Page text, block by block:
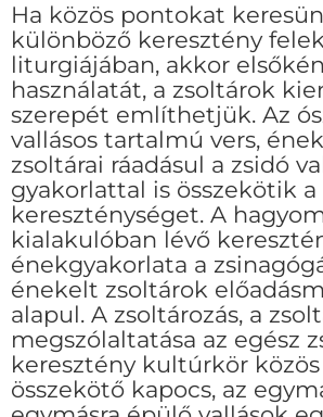
Ha közös pontokat
különböző keresztény
liturgiájában, akkor
használatát, a zsoltárok
szerepét említhetjük. Az
vallásos tartalmú vers,
zsoltárai ráadásul a zsidó
gyakorlattal is összekötik a
kereszténységet. A
kialakulóban lévő
énekgyakorlata a
énekelt zsoltárok
alapul. A zsoltározás, a
megszólaltatása az egész
keresztény kultúrkör
összekötő kapocs, az